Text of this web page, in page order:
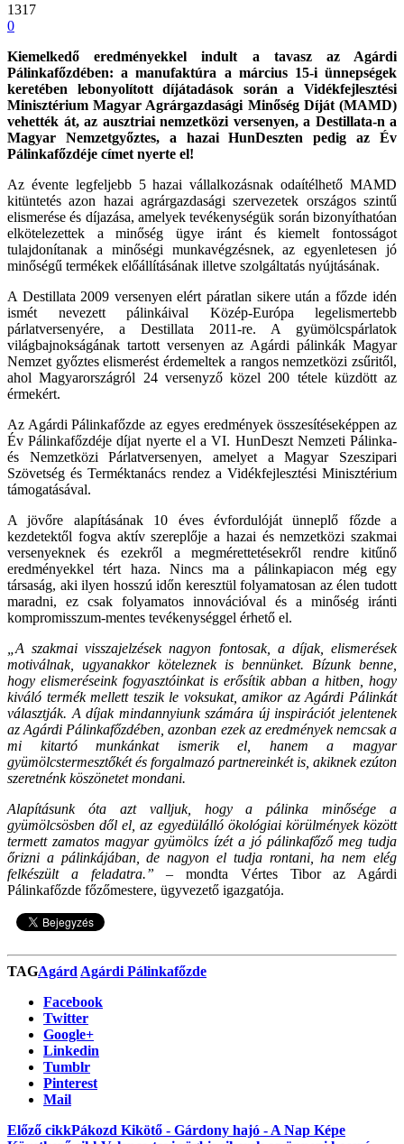
1317
0
Kiemelkedő eredményekkel indult a tavasz az Agárdi
Pálinkafőzdében: a manufaktúra a március 15-i ünnepségek
keretében lebonyolított díjátadások során a Vidékfejlesztési
Minisztérium Magyar Agrárgazdasági Minőség Díját (MAMD)
vehették át, az ausztriai nemzetközi versenyen, a Destillata-n a
Magyar Nemzetgyőztes, a hazai HunDeszten pedig az Év
Pálinkafőzdéje címet nyerte el!
Az évente legfeljebb 5 hazai vállalkozásnak odaítélhető MAMD
kitüntetés azon hazai agrárgazdasági szervezetek országos szintű
elismerése és díjazása, amelyek tevékenységük során bizonyíthatóan
elkötelezettek a minőség ügye iránt és kiemelt fontosságot
tulajdonítanak a minőségi munkavégzésnek, az egyenletesen jó
minőségű termékek előállításának illetve szolgáltatás nyújtásának.
A Destillata 2009 versenyen elért páratlan sikere után a főzde idén
ismét nevezett pálinkáival Közép-Európa legelismertebb
párlatversenyére, a Destillata 2011-re. A gyümölcspárlatok
világbajnokságának tartott versenyen az Agárdi pálinkák Magyar
Nemzet győztes elismerést érdemeltek a rangos nemzetközi zsűritől,
ahol Magyarországról 24 versenyző közel 200 tétele küzdött az
érmekért.
Az Agárdi Pálinkafőzde az egyes eredmények összesítéseképpen az
Év Pálinkafőzdéje díjat nyerte el a VI. HunDeszt Nemzeti Pálinka-
és Nemzetközi Párlatversenyen, amelyet a Magyar Szeszipari
Szövetség és Terméktanács rendez a Vidékfejlesztési Minisztérium
támogatásával.
A jövőre alapításának 10 éves évfordulóját ünneplő főzde a
kezdetektől fogva aktív szereplője a hazai és nemzetközi szakmai
versenyeknek és ezekről a megmérettetésekről rendre kitűnő
eredményekkel tért haza. Nincs ma a pálinkapiacon még egy
társaság, aki ilyen hosszú időn keresztül folyamatosan az élen tudott
maradni, ez csak folyamatos innovációval és a minőség iránti
kompromisszum-mentes tevékenységgel érhető el.
„A szakmai visszajelzések nagyon fontosak, a díjak, elismerések
motiválnak, ugyanakkor köteleznek is bennünket. Bízunk benne,
hogy elismeréseink fogyasztóinkat is erősítik abban a hitben, hogy
kiváló termék mellett teszik le voksukat, amikor az Agárdi Pálinkát
választják. A díjak mindannyiunk számára új inspirációt jelentenek
az Agárdi Pálinkafőzdében, azonban ezek az eredmények nemcsak a
mi kitartó munkánkat ismerik el, hanem a magyar
gyümölcstermesztőkét és forgalmazó partnereinkét is, akiknek ezúton
szeretnénk köszönetet mondani.
Alapításunk óta azt valljuk, hogy a pálinka minősége a
gyümölcsösben dől el, az egyedülálló ökológiai körülmények között
termett zamatos magyar gyümölcs ízét a jó pálinkafőző meg tudja
őrizni a pálinkájában, de nagyon el tudja rontani, ha nem elég
felkészült a feladatra.” – mondta Vértes Tibor az Agárdi
Pálinkafőzde főzőmestere, ügyvezető igazgatója.
TAGAgárd Agárdi Pálinkafőzde
Facebook
Twitter
Google+
Linkedin
Tumblr
Pinterest
Mail
Előző cikkPákozd Kikötő - Gárdony hajó - A Nap Képe